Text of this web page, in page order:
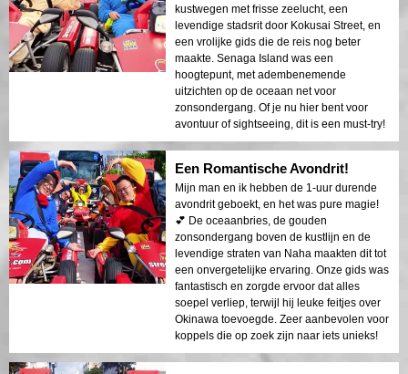
kustwegen met frisse zeelucht, een
levendige stadsrit door Kokusai Street, en
een vrolijke gids die de reis nog beter
maakte. Senaga Island was een
hoogtepunt, met adembenemende
uitzichten op de oceaan net voor
zonsondergang. Of je nu hier bent voor
avontuur of sightseeing, dit is een must-try!
Een Romantische Avondrit!
Mijn man en ik hebben de 1-uur durende
avondrit geboekt, en het was pure magie!
💕 De oceaanbries, de gouden
zonsondergang boven de kustlijn en de
levendige straten van Naha maakten dit tot
een onvergetelijke ervaring. Onze gids was
fantastisch en zorgde ervoor dat alles
soepel verliep, terwijl hij leuke feitjes over
Okinawa toevoegde. Zeer aanbevolen voor
koppels die op zoek zijn naar iets unieks!